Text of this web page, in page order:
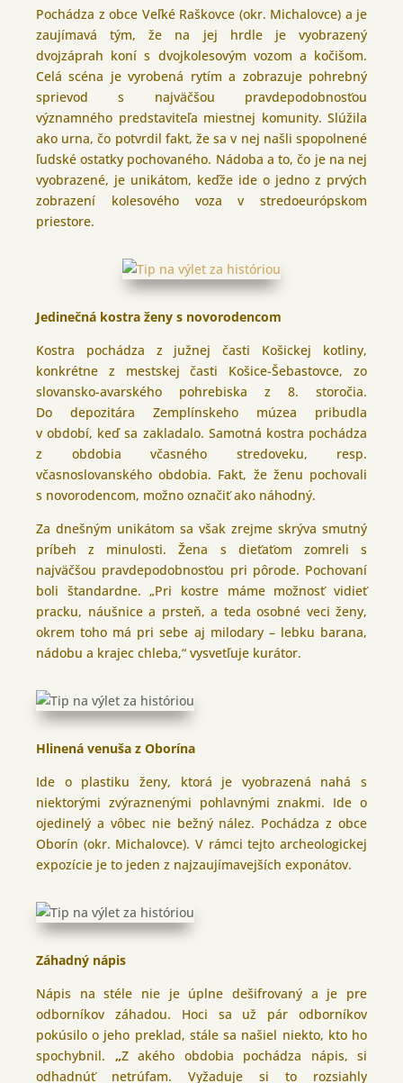
Pochádza z obce Veľké Raškovce (okr. Michalovce) a je
zaujímavá tým, že na jej hrdle je vyobrazený
dvojzáprah koní s dvojkolesovým vozom a kočišom.
Celá scéna je vyrobená rytím a zobrazuje pohrebný
sprievod s najväčšou pravdepodobnosťou
významného predstaviteľa miestnej komunity. Slúžila
ako urna, čo potvrdil fakt, že sa v nej našli spopolnené
ľudské ostatky pochovaného. Nádoba a to, čo je na nej
vyobrazené, je unikátom, keďže ide o jedno z prvých
zobrazení kolesového voza v stredoeurópskom
priestore.
Jedinečná kostra ženy s novorodencom
Kostra pochádza z južnej časti Košickej kotliny,
konkrétne z mestskej časti Košice-Šebastovce, zo
slovansko-avarského pohrebiska z 8. storočia.
Do depozitára Zemplínskeho múzea pribudla
v období, keď sa zakladalo. Samotná kostra pochádza
z obdobia včasného stredoveku, resp.
včasnoslovanského obdobia. Fakt, že ženu pochovali
s novorodencom, možno označiť ako náhodný.
Za dnešným unikátom sa však zrejme skrýva smutný
príbeh z minulosti. Žena s dieťaťom zomreli s
najväčšou pravdepodobnosťou pri pôrode. Pochovaní
boli štandardne. „Pri kostre máme možnosť vidieť
pracku, náušnice a prsteň, a teda osobné veci ženy,
okrem toho má pri sebe aj milodary – lebku barana,
nádobu a krajec chleba,“ vysvetľuje kurátor.
Hlinená venuša z Oborína
Ide o plastiku ženy, ktorá je vyobrazená nahá s
niektorými zvýraznenými pohlavnými znakmi. Ide o
ojedinelý a vôbec nie bežný nález. Pochádza z obce
Oborín (okr. Michalovce). V rámci tejto archeologickej
expozície je to jeden z najzaujímavejších exponátov.
Záhadný nápis
Nápis na stéle nie je úplne dešifrovaný a je pre
odborníkov záhadou. Hoci sa už pár odborníkov
pokúsilo o jeho preklad, stále sa našiel niekto, kto ho
spochybnil. „Z akého obdobia pochádza nápis, si
odhadnúť netrúfam. Vyžaduje si to rozsiahly